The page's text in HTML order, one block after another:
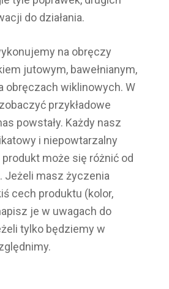
do działania.
na obręczy
jutowym, bawełnianym,
obręczach wiklinowych. W
przykładowe
powstały. Każdy nasz
i niepowtarzalny
może się różnić od
Jeżeli masz życzenia
cech produktu (kolor,
je w uwagach do
tylko będziemy w